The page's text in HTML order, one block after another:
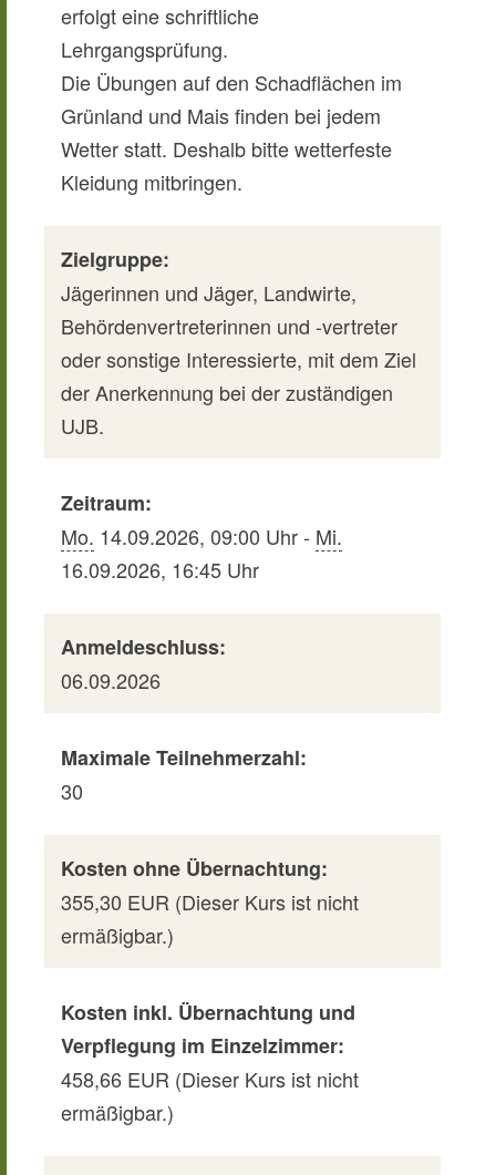
erfolgt eine schriftliche
Lehrgangsprüfung.
Die Übungen auf den Schadflächen im
Grünland und Mais finden bei jedem
Wetter statt. Deshalb bitte wetterfeste
Kleidung mitbringen.
Zielgruppe:
Jägerinnen und Jäger, Landwirte,
Behördenvertreterinnen und -vertreter
oder sonstige Interessierte, mit dem Ziel
der Anerkennung bei der zuständigen
UJB.
Zeitraum:
Mo. 14.09.2026, 09:00 Uhr - Mi.
16.09.2026, 16:45 Uhr
Anmeldeschluss:
06.09.2026
Maximale Teilnehmerzahl:
30
Kosten ohne Übernachtung:
355,30 EUR (Dieser Kurs ist nicht
ermäßigbar.)
Kosten inkl. Übernachtung und
Verpflegung im Einzelzimmer:
458,66 EUR (Dieser Kurs ist nicht
ermäßigbar.)